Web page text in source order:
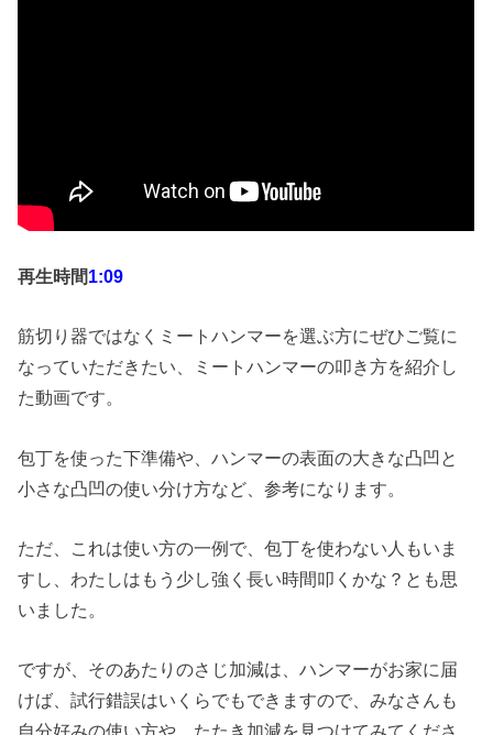
再生時間1:09
筋切り器ではなくミートハンマーを選ぶ方にぜひご覧に
なっていただきたい、ミートハンマーの叩き方を紹介し
た動画です。
包丁を使った下準備や、ハンマーの表面の大きな凸凹と
小さな凸凹の使い分け方など、参考になります。
ただ、これは使い方の一例で、包丁を使わない人もいま
すし、わたしはもう少し強く長い時間叩くかな？とも思
いました。
ですが、そのあたりのさじ加減は、ハンマーがお家に届
けば、試行錯誤はいくらでもできますので、みなさんも